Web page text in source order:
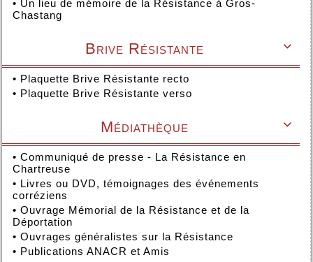
• Un lieu de mémoire de la Résistance à Gros-
Chastang

Brive Résistante
• Plaquette Brive Résistante recto
• Plaquette Brive Résistante verso

Médiathèque
• Communiqué de presse - La Résistance en
Chartreuse
• Livres ou DVD, témoignages des événements
corréziens
• Ouvrage Mémorial de la Résistance et de la
Déportation
• Ouvrages généralistes sur la Résistance
• Publications ANACR et Amis